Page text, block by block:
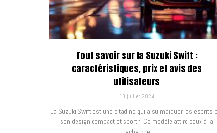
Tout savoir sur la Suzuki Swift :
caractéristiques, prix et avis des
utilisateurs
10 juillet 2024
La Suzuki Swift est une citadine qui a su marquer les esprits
son design compact et sportif. Ce modèle attire ceux à la